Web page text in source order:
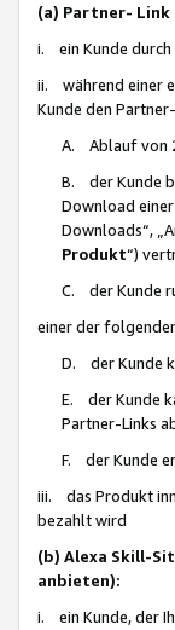
(a) Partner-
i. ein Kunde durch
ii. während einer
Kunde den
A. Ablauf von
B. der Kunde
Download einer
Downloads“,
Produkt“)
C. der Kunde
einer der
D. der Kunde
E. der Kunde
Partner-Links
F. der Kunde
iii. das Produkt
bezahlt wird
(b) Alexa Skill-
anbieten):
i. ein Kunde, der